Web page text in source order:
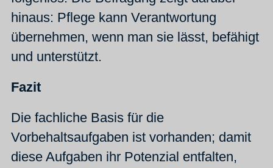
hinaus: Pflege kann Verantwortung
übernehmen, wenn man sie lässt, befähigt
und unterstützt.
Fazit
Die fachliche Basis für die
Vorbehaltsaufgaben ist vorhanden; damit
diese Aufgaben ihr Potenzial entfalten,